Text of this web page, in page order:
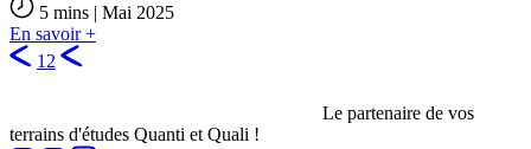
5 mins | Mai 2025
En savoir +
1 2
Le partenaire de vos
terrains d'études Quanti et Quali !